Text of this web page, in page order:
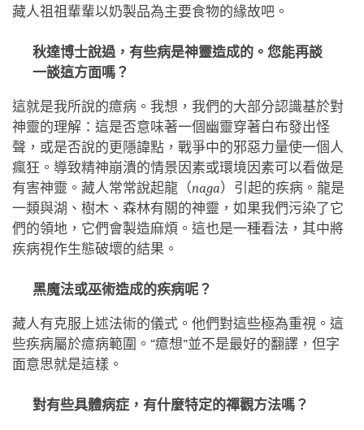
藏人祖祖輩輩以奶製品為主要食物的緣故吧。
秋達博士說過，有些病是神靈造成的。您能再談
一談這方面嗎？
這就是我所說的癔病。我想，我們的大部分認識基於對
神靈的理解：這是否意味著一個幽靈穿著白布發出怪
聲，或是否說的更隱諱點，戰爭中的邪惡力量使一個人
瘋狂。導致精神崩潰的情景因素或環境因素可以看做是
有害神靈。藏人常常說起龍（naga）引起的疾病。龍是
一類與湖、樹木、森林有關的神靈，如果我們污染了它
們的領地，它們會製造麻煩。這也是一種看法，其中將
疾病視作生態破壞的結果。
黑魔法或巫術造成的疾病呢？
藏人有克服上述法術的儀式。他們對這些極為重視。這
些疾病屬於癔病範圍。“癔想”並不是最好的翻譯，但字
面意思就是這樣。
對有些具體病症，有什麼特定的禪觀方法嗎？